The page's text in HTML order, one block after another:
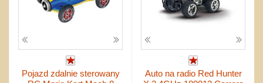
Pojazd zdalnie sterowany
Auto na radio Red Hunter